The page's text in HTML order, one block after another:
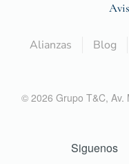
Alianzas Blog
© 2026 Grupo T&C, Av.
Siguenos